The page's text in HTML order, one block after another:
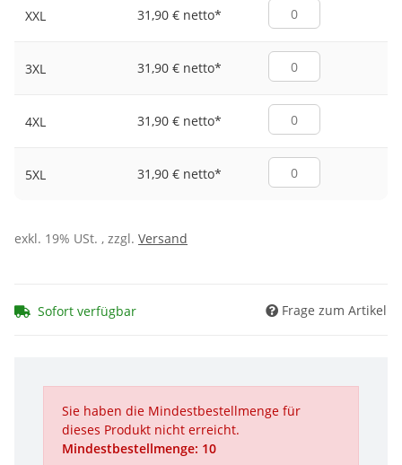
XXL 31,90 € netto*
3XL 31,90 € netto*
4XL 31,90 € netto*
5XL 31,90 € netto*
exkl. 19% USt. , zzgl. Versand
Sofort verfügbar Frage zum Artikel
Sie haben die Mindestbestellmenge für
dieses Produkt nicht erreicht.
Mindestbestellmenge: 10